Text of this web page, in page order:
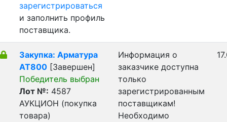
зарегистрироваться
и заполнить профиль
поставщика.
Закупка: Арматура
АТ800 [Завершен]
Победитель выбран
Лот №: 4587
АУКЦИОН (покупка
товара)
Информация о
заказчике доступна
только
зарегистрированным
поставщикам!
Необходимо